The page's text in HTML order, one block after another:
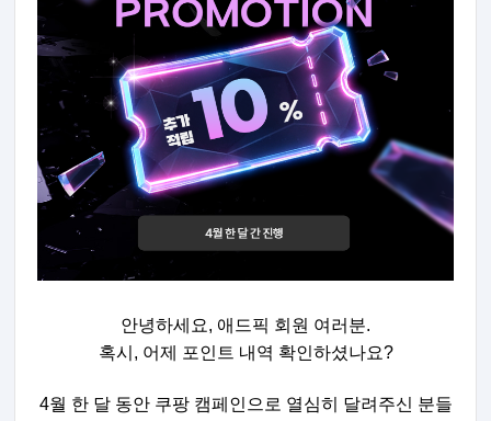
안녕하세요, 애드픽 회원 여러분.
혹시, 어제 포인트 내역 확인하셨나요?
4월 한 달 동안 쿠팡 캠페인으로 열심히 달려주신 분들